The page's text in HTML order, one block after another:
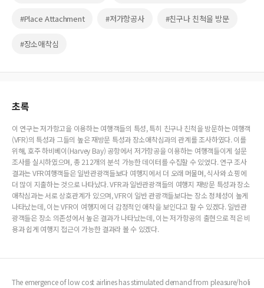
#Place Attachment #저가항공사 #친구나 친척을 방문
#장소애착심
초록
이 연구는 저가항고을 이용하는 여행객들의 특성, 특히 친구나 친척을 방문하는 여행객
(VFR)의 특성과 그들의 높은 재방문 특성과 장소애착심과의 관계를 조사하였다. 이를
위해, 호주 하비베이(Harvey Bay) 공항에서 저가항공을 이용하는 여행객들이게 설문
조사를 실시하였으며, 총 212개의 분석 가능한 데이터를 수집할 수 있었다. 연구 조사
결과는 VFR여행객들은 일반관광객들보다 여행지에서 더 오래 머물며, 식사와 쇼핑에
더 많이 지출하는 것으로 나타났다. VFR과 일반관광객들의 여행지 재방문 특성과 장소
애착심과는 서로 상호관계가 있으며, VFR이 일반 관광객들보다는 장소 정체성이 높게
나타났는데, 이는 VFR이 여행지에 더 감정적인 애착을 보인다고 할 수 있겠다. 일반관
광객들은 장소 의존성에서 높은 결과가 나타났는데, 이는 저가항공의 출현으로 적은 비
용과 쉽게 여행지 접근이 가능한 결과라 볼 수 있겠다.
The emergence of low cost airlines has stimulated demand from pleasure/holi